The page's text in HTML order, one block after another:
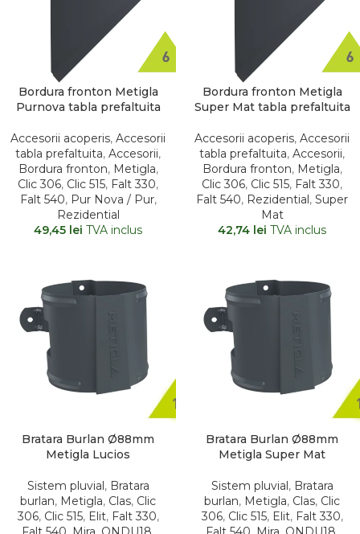
Bordura fronton Metigla
Purnova tabla prefaltuita
Accesorii acoperis, Accesorii
tabla prefaltuita, Accesorii,
Bordura fronton, Metigla,
Clic 306, Clic 515, Falt 330,
Falt 540, Pur Nova / Pur,
Rezidential
49,45 lei TVA inclus
Bordura fronton Metigla
Super Mat tabla prefaltuita
Accesorii acoperis, Accesorii
tabla prefaltuita, Accesorii,
Bordura fronton, Metigla,
Clic 306, Clic 515, Falt 330,
Falt 540, Rezidential , Super
Mat
42,74 lei TVA inclus
Bratara Burlan Ø88mm
Metigla Lucios
Sistem pluvial , Bratara
burlan, Metigla, Clas, Clic
306, Clic 515, Elit, Falt 330,
Bratara Burlan Ø88mm
Metigla Super Mat
Sistem pluvial , Bratara
burlan, Metigla, Clas, Clic
306, Clic 515, Elit, Falt 330,